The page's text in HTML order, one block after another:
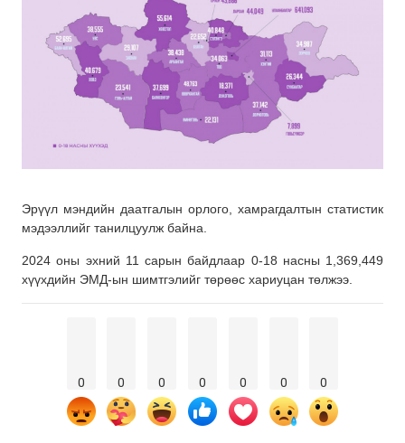
Эрүүл мэндийн даатгалын орлого, хамрагдалтын статистик
мэдээллийг танилцуулж байна.
2024 оны эхний 11 сарын байдлаар 0-18 насны 1,369,449
хүүхдийн ЭМД-ын шимтгэлийг төрөөс хариуцан төлжээ.
0 0 0 0 0 0 0